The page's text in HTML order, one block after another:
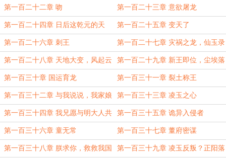
姿
第一百二十二章 吻 第一百二十三章 意欲屠龙
第一百二十四章 日后这乾元的天
下，孤……就托付先生了
第一百二十五章 变天了
第一百二十六章 刺王 第一百二十七章 灾祸之龙，仙玉录
第一百二十八章 天地大变，风起云
涌
第一百二十九章 新王即位，尘埃落
定
第一百三十章 国运育龙 第一百三十一章 裂土称王
第一百三十二章 与我说说，我家娘
子美不美？
第一百三十三章 凌玉之心
第一百三十四章 我兄愿与明大人共
坐这天下
第一百三十五章 诡异入侵者
第一百三十六章 童无常 第一百三十七章 董府密谋
第一百三十八章 朕求你，救救我国 第一百三十九章 凌玉反叛？正阳落